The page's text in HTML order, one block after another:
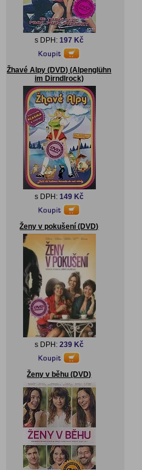
s DPH: 197 Kč
Žhavé Alpy (DVD) (Alpenglühn
im Dirndlrock)
s DPH: 149 Kč
Ženy v pokušení (DVD)
s DPH: 239 Kč
Ženy v běhu (DVD)